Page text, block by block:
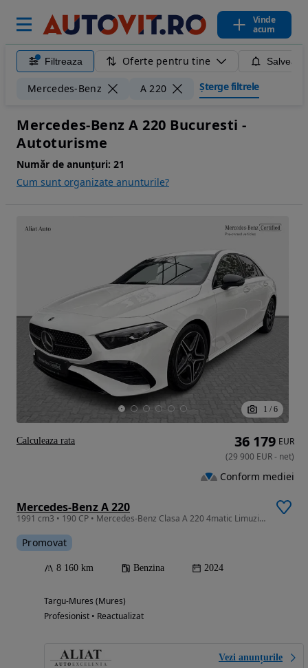
Vinde
acum
Filtreaza Oferte pentru tine
Mercedes-Benz A 220 Șterge filtrele
Mercedes-Benz A 220 Bucuresti -
Autoturisme
Număr de anunțuri: 21
Cum sunt organizate anunturile?
1 / 6
Mercedes-Benz A 220
1991 cm3 • 190 CP • Mercedes-Benz Clasa A 220 4matic Limuzina
Promovat
8 160 km Benzina 2024
Targu-Mures (Mures)
Profesionist • Reactualizat
Vezi anunțurile
36 179 EUR
(29 900 EUR- net)
Conform mediei
Calculeaza rata